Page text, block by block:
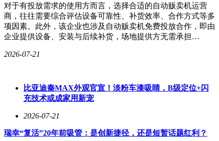
对于有投放需求的使用方而言，选择合适的自动贩卖机运营
商，往往需要综合评估设备可靠性、补货效率、合作方式等多
项因素。此外，该企业也涉及自动贩卖机免费投放合作，即由
企业提供设备、安装与后续补货，场地提供方无需承担…
2026-07-21
比亚迪秦MAX外观官宣！淡粉车漆吸睛，B级定位+闪
充技术或成家用新宠
2026-07-21
瑞幸“复活”20年前吸管：是创新捷径，还是短暂话题红利？